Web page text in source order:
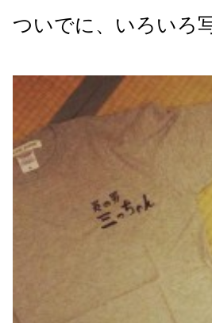
ついでに、いろいろ